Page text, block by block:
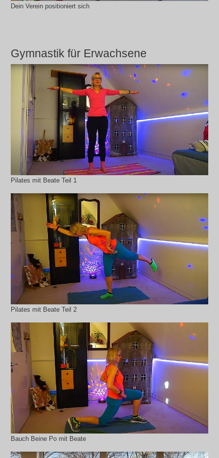
Dein Verein positioniert sich
Gymnastik für Erwachsene
Pilates mit Beate Teil 1
Pilates mit Beate Teil 2
Bauch Beine Po mit Beate